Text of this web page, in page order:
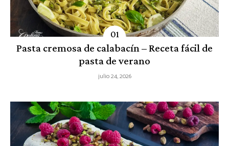
Pasta cremosa de calabacín – Receta fácil de
pasta de verano
julio 24, 2026